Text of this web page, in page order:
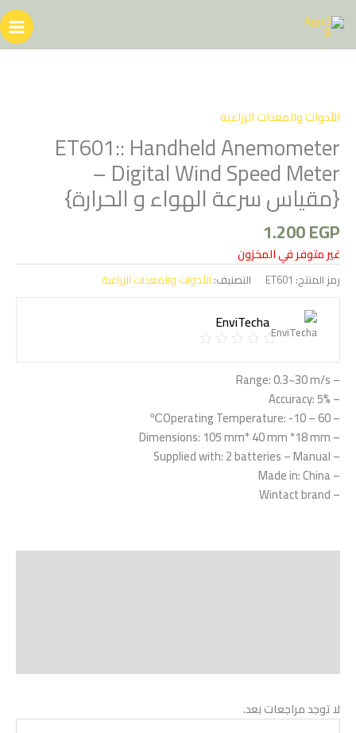
إلى
المحتوى
الأدوات والمعدات الزراعية
ET601:: Handheld Anemometer
Digital Wind Speed Meter –
{مقياس سرعة الهواء و الحرارة}
1.200EGP
غير متوفر في المخزون
رمز المنتج: ET601 التصنيف: الأدوات والمعدات الزراعية
EnviTecha
– Range: 0.3~30 m/s
– Accuracy: 5%
– Operating Temperature: -10 – 60℃
– Dimensions: 105 mm* 40 mm *18 mm
– Supplied with: 2 batteries – Manual
– Made in: China
– Wintact brand
لا توجد مراجعات بعد.